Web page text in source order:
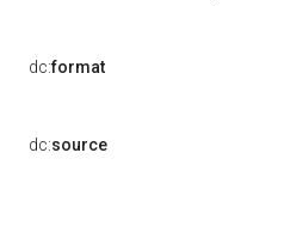
dc:format
dc:source